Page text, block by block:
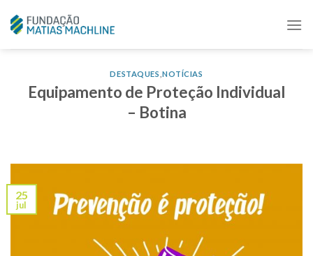
DESTAQUES ,NOTÍCIAS
Equipamento de Proteção Individual
– Botina
25
jul